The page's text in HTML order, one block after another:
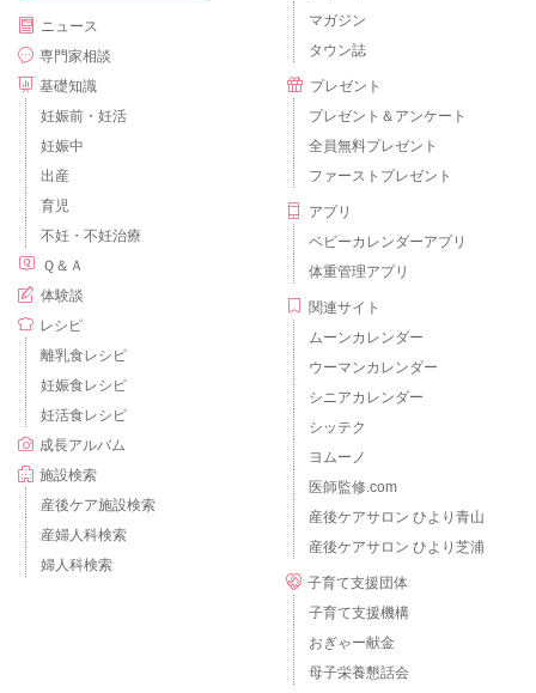
ニュース
専門家相談
基礎知識
妊娠前・妊活
妊娠中
出産
育児
不妊・不妊治療
Ｑ＆Ａ
体験談
レシピ
離乳食レシピ
妊娠食レシピ
妊活食レシピ
成長アルバム
施設検索
産後ケア施設検索
産婦人科検索
婦人科検索
マガジン
タウン誌
プレゼント
プレゼント＆アンケート
全員無料プレゼント
ファーストプレゼント
アプリ
ベビーカレンダーアプリ
体重管理アプリ
関連サイト
ムーンカレンダー
ウーマンカレンダー
シニアカレンダー
シッテク
ヨムーノ
医師監修.com
産後ケアサロン ひより青山
産後ケアサロン ひより芝浦
子育て支援団体
子育て支援機構
おぎゃー献金
母子栄養懇話会